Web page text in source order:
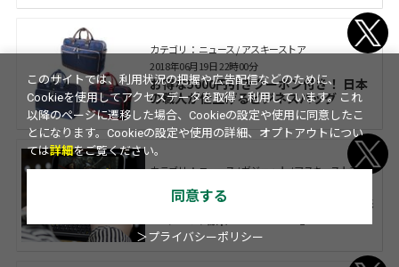
カテゴリ： ニュース / アスキーストア
お得な5000円引きクーポン付き！ 日本
の職人が仕上げるビジネスバッグ
2018年06月19日 22時00分
カテゴリ： ニュース / ガジェット / アスキーストア
バッテリー寿命の問題を解決！ 進化形
2018年06月19日 22時00分
このサイトでは、利用状況の把握や広告配信などのために、
Cookieを使用してアクセスデータを取得・利用しています。これ
以降のページに遷移した場合、Cookieの設定や使用に同意したこ
とになります。Cookieの設定や使用の詳細、オプトアウトについ
ては詳細をご覧ください。
同意する
＞プライバシーポリシー